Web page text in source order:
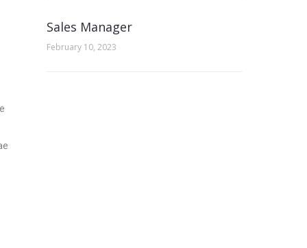
Sales Manager
February 10, 2023